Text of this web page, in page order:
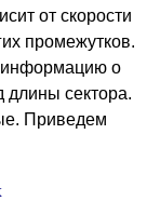
от скорости
промежутков.
информацию о
длины сектора.
Приведем